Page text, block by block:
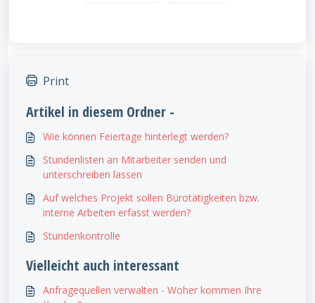
Print
Artikel in diesem Ordner -
Wie können Feiertage hinterlegt werden?
Stundenlisten an Mitarbeiter senden und
unterschreiben lassen
Auf welches Projekt sollen Bürotätigkeiten bzw.
interne Arbeiten erfasst werden?
Stundenkontrolle
Vielleicht auch interessant
Anfragequellen verwalten - Woher kommen Ihre